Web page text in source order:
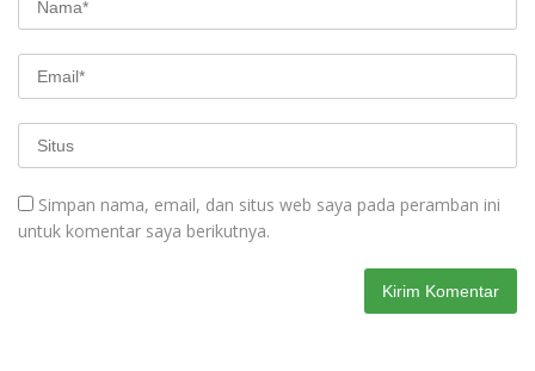
Simpan nama, email, dan situs web saya pada peramban ini
untuk komentar saya berikutnya.